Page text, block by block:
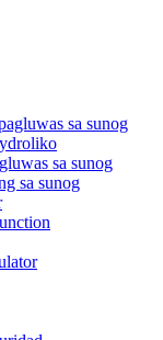
sa sunog
sa sunog
sa sunog